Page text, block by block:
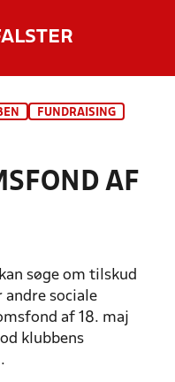
FUNDRAISING
AF
søge om tilskud
sociale
af 18. maj
klubbens